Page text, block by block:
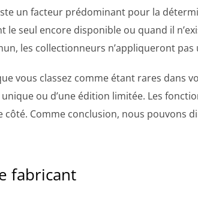
un facteur prédominant pour la
le seul encore disponible ou quand il
les collectionneurs n’appliqueront
vous classez comme étant rares dans
unique ou d’une édition limitée. Les
côté. Comme conclusion, nous pouvons
fabricant